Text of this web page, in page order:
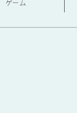
ゲーム